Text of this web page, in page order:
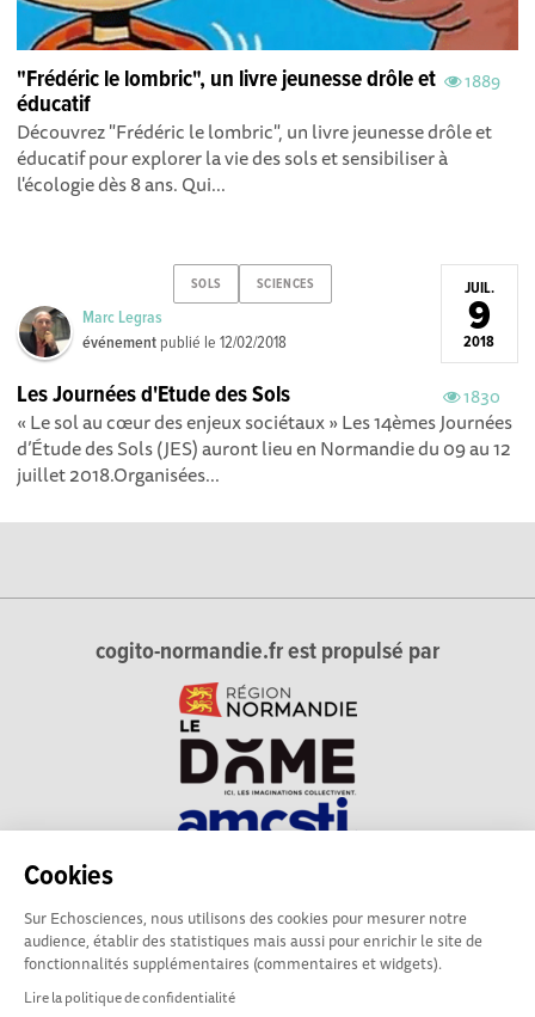
Cookies
Sur Echosciences, nous utilisons des cookies pour mesurer notre
audience, établir des statistiques mais aussi pour enrichir le site de
fonctionnalités supplémentaires (commentaires et widgets).
Lire la politique de confidentialité
1889
"Frédéric le lombric", un livre jeunesse drôle et
éducatif
Découvrez "Frédéric le lombric", un livre jeunesse drôle et
éducatif pour explorer la vie des sols et sensibiliser à
l'écologie dès 8 ans. Qui...
SOLS SCIENCES
Marc Legras
événement publié le12/02/2018
JUIL.
9
2018
1830
Les Journées d'Etude des Sols
« Le sol au cœur des enjeux sociétaux » Les 14èmes Journées
d’Étude des Sols (JES) auront lieu en Normandie du 09 au 12
juillet 2018.Organisées...
cogito-normandie.fr est propulsé par
technique et du dialogue science-société en Normandie.
cogito-normandie.fr est membre du réseau Echosciences
France animé par l'Amcsti.